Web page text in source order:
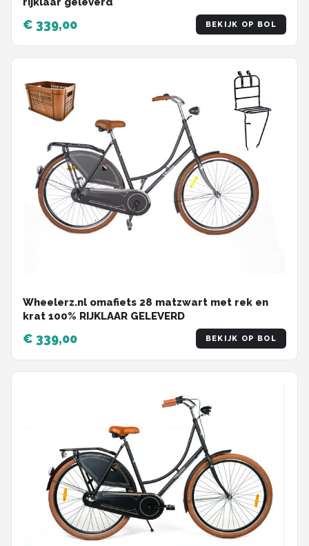
€ 339,00 BEKIJK OP BOL
Wheelerz.nl omafiets 28 matzwart met rek en
krat 100% RIJKLAAR GELEVERD
€ 339,00 BEKIJK OP BOL